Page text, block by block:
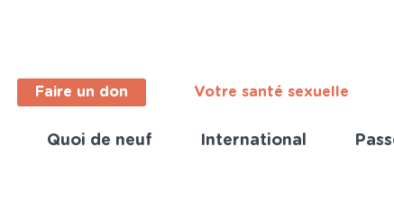
Faire un don Votre santé sexuelle
Quoi de neuf International